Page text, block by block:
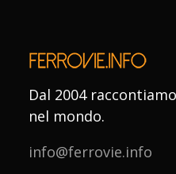
Dal 2004
nel mondo.
info@ferrovie.info